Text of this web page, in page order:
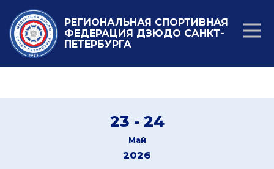
РЕГИОНАЛЬНАЯ СПОРТИВНАЯ
ФЕДЕРАЦИЯ ДЗЮДО САНКТ-
ПЕТЕРБУРГА
23 - 24
Май
2026